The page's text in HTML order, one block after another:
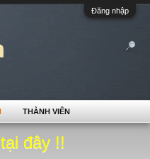
Đăng nhập
đây !!
THÀNH VIÊN